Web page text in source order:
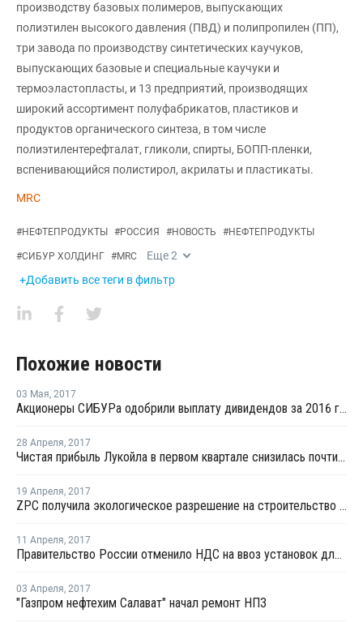
производству базовых полимеров, выпускающих
полиэтилен высокого давления (ПВД) и полипропилен (ПП),
три завода по производству синтетических каучуков,
выпускающих базовые и специальные каучуки и
термоэластопласты, и 13 предприятий, производящих
широкий ассортимент полуфабрикатов, пластиков и
продуктов органического синтеза, в том числе
полиэтилентерефталат, гликоли, спирты, БОПП-пленки,
вспенивающийся полистирол, акрилаты и пластикаты.
MRC
#НЕФТЕПРОДУКТЫ #РОССИЯ #НОВОСТЬ #НЕФТЕПРОДУКТЫ
#СИБУР ХОЛДИНГ #MRC Еще2
+Добавить все теги в фильтр
Похожие новости
03 Мая, 2017
Акционеры СИБУРа одобрили выплату дивидендов за 2016 год в размере 4,3 рубля
28 Апреля, 2017
Чистая прибыль Лукойла в первом квартале снизилась почти в три раза
19 Апреля, 2017
ZPC получила экологическое разрешение на строительство НПЗ в Китае
11 Апреля, 2017
Правительство России отменило НДС на ввоз установок для нефтехимических производств
03 Апреля, 2017
"Газпром нефтехим Салават" начал ремонт НПЗ